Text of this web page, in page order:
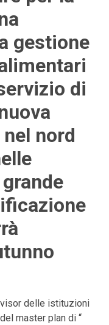
gestione
di
nord
delle istituzioni
master plan di “